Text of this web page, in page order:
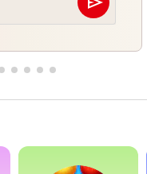
Abschicken